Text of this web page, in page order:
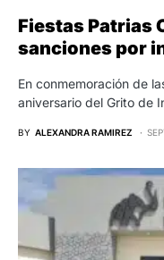
Fiestas Patrias
sanciones por
En conmemoración de
aniversario del Grito de
BY ALEXANDRA RAMIREZ